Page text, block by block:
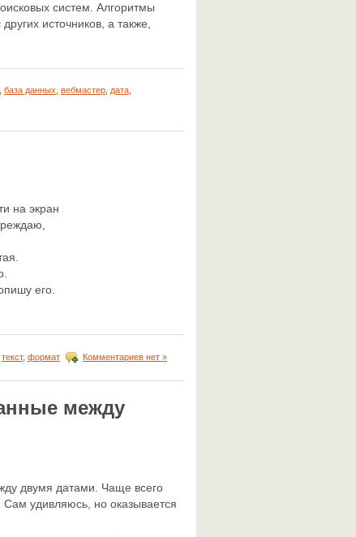
систем. Алгоритмы
источников, а также,
база данных вебмастер дата
на экран
его.
текст, формат Комментариев нет »
между
двумя датами. Чаще всего
удивляюсь, но оказывается